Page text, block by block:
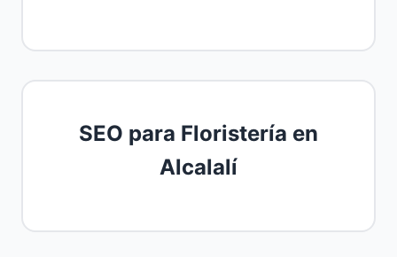
SEO para Floristería en
Alcalalí